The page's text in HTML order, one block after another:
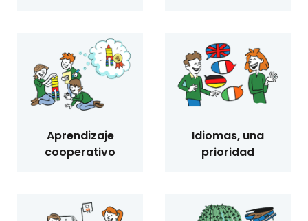
Aprendizaje
cooperativo
Idiomas, una
prioridad